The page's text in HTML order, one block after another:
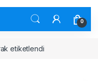
0
etiketlendi